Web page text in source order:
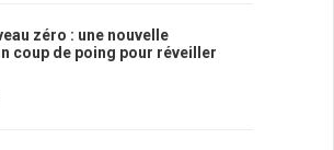
zéro : une nouvelle
coup de poing pour réveiller